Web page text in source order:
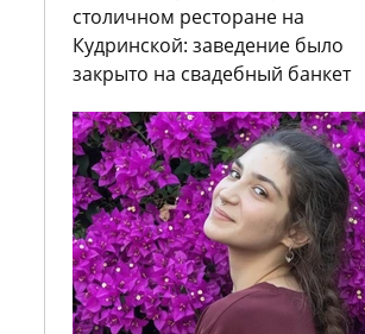
столичном ресторане на
Кудринской: заведение было
закрыто на свадебный банкет